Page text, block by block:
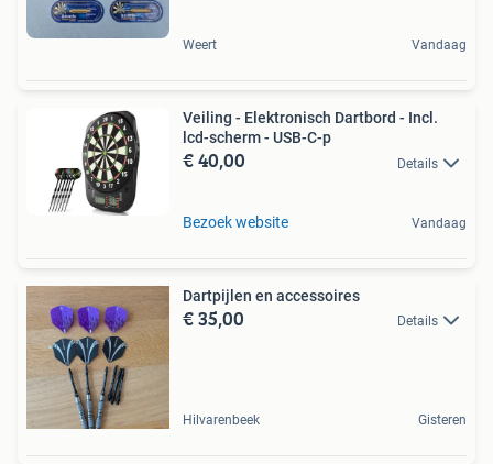
Weert Vandaag
Veiling - Elektronisch Dartbord - Incl.
lcd-scherm - USB-C-p
€ 40,00 Details
Bezoek website Vandaag
Dartpijlen en accessoires
€ 35,00 Details
Hilvarenbeek Gisteren